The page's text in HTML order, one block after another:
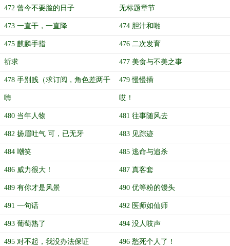
472 曾今不要脸的日子 无标题章节
473 一直干，一直降 474 胆汁和啪
475 麒麟手指 476 二次发育
祈求 477 美食与不美之事
478 手别贱（求订阅，角色差两千
过万了！）
479 慢慢插
嗨 哎！
480 当年人物 481 往事随风去
482 扬眉吐气 可，已无牙 483 见踪迹
484 嘲笑 485 逃命与追杀
486 威力很大！ 487 真客套
489 有你才是风景 490 优等粉的馒头
491 一句话 492 医师如仙师
493 葡萄熟了 494 没人吱声
495 对不起，我没办法保证 496 愁死个人了！